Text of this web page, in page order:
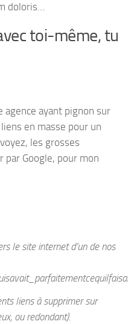
doloris…
toi-même, tu
agence ayant pignon sur
en masse pour un
les grosses
par Google, pour mon
le site internet d’un de nos
liens à supprimer sur
ou redondant).